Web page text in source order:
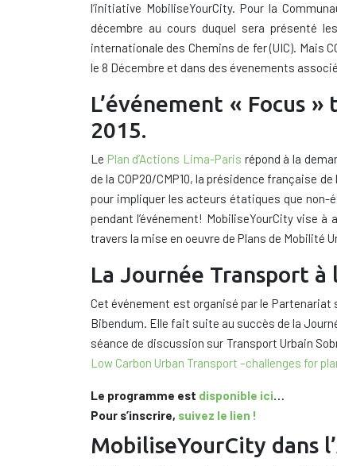
l’initiative MobiliseYourCity.Pour la
décembre au cours duquel sera présenté
internationale des Chemins de fer(UIC). Mais
le 8 Décembre et dans des évenements
L’événement « Focus
2015.
Le Plan d’Actions Lima-Paris répond à la
de la COP20/CMP10, la présidence française
pour impliquer les acteurs étatiques que non-
pendant l’événement! MobiliseYourCity vise
travers la mise en oeuvre de Plans de Mobilité
La Journée Transport à
Cet événement est organisé par le Partenariat
Bibendum. Elle fait suite au succès de la
séance de discussion sur Transport Urbain
Low Carbon Urban Transport –challenges for
Le programme est disponible ici…
Pour s’inscrire, suivez le lien !
MobiliseYourCity dans